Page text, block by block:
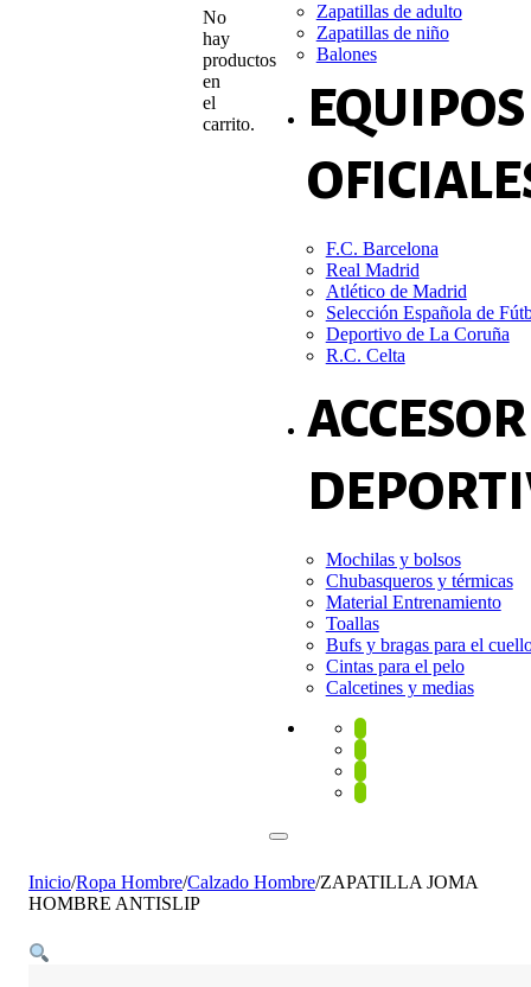
No
hay
productos
en
el
carrito.
Zapatillas de adulto
Zapatillas de niño
Balones
EQUIPOS
F.C. Barcelona
Real Madrid
Atlético de Madrid
Selección Española de
Deportivo de La Coruña
R.C. Celta
Mochilas y bolsos
Chubasqueros y térmicas
Material Entrenamiento
Toallas
Bufs y bragas para el
Cintas para el pelo
Calcetines y medias
Inicio/Ropa Hombre/Calzado Hombre/ZAPATILLA JOMA
HOMBRE ANTISLIP